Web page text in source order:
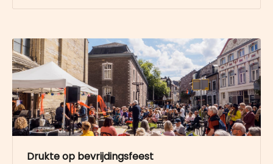
Drukte op bevrijdingsfeest